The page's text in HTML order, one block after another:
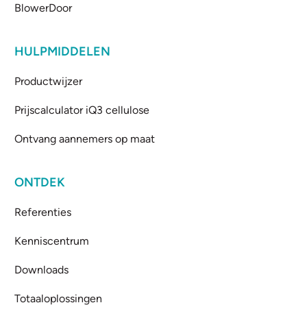
BlowerDoor
HULPMIDDELEN
Productwijzer
Prijscalculator iQ3 cellulose
Ontvang aannemers op maat
ONTDEK
Referenties
Kenniscentrum
Downloads
Totaaloplossingen